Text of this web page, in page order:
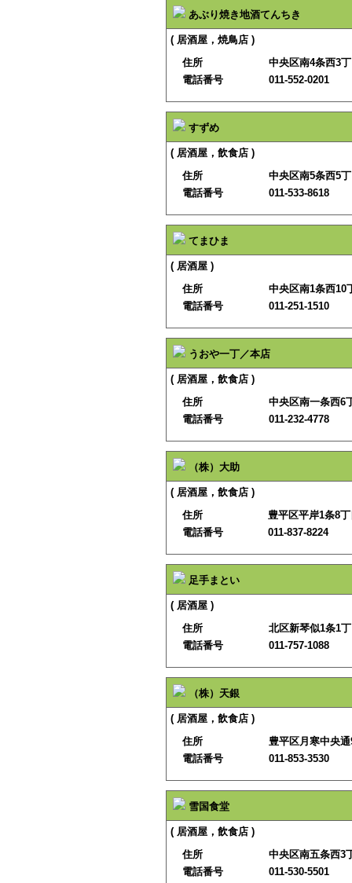
あぶり焼き地酒てんちき
( 居酒屋，焼鳥店 )
住所
中央区南4条西3
電話番号
011-552-0201
すずめ
( 居酒屋，飲食店 )
住所
中央区南5条西5
電話番号
011-533-8618
てまひま
( 居酒屋 )
住所
中央区南1条西10
電話番号
011-251-1510
うおや一丁／本店
( 居酒屋，飲食店 )
住所
中央区南一条西6
電話番号
011-232-4778
（株）大助
( 居酒屋，飲食店 )
住所
豊平区平岸1条8
電話番号
011-837-8224
足手まとい
( 居酒屋 )
住所
北区新琴似1条1
電話番号
011-757-1088
（株）天銀
( 居酒屋，飲食店 )
住所
豊平区月寒中央
電話番号
011-853-3530
雪国食堂
( 居酒屋，飲食店 )
住所
中央区南五条西3
電話番号
011-530-5501